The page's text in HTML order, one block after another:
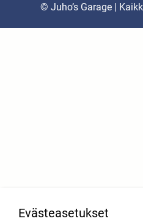
© Juho’s Garage |
Evästeasetukset